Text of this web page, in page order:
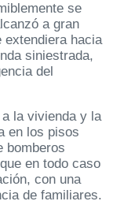
se
a gran
extendiera hacia
siniestrada,
del
la vivienda y la
en los pisos
bomberos
en todo caso
con una
de familiares.